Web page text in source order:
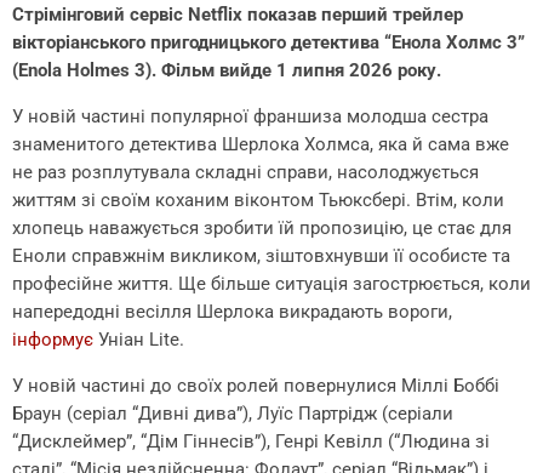
Стрімінговий сервіс Netflix показав перший трейлер
вікторіанського пригодницького детектива “Енола Холмс 3”
(Enola Holmes 3). Фільм вийде 1 липня 2026 року.
У новій частині популярної франшиза молодша сестра
знаменитого детектива Шерлока Холмса, яка й сама вже
не раз розплутувала складні справи, насолоджується
життям зі своїм коханим віконтом Тьюксбері. Втім, коли
хлопець наважується зробити їй пропозицію, це стає для
Еноли справжнім викликом, зіштовхнувши її особисте та
професійне життя. Ще більше ситуація загострюється, коли
напередодні весілля Шерлока викрадають вороги,
інформує Уніан Lite.
У новій частині до своїх ролей повернулися Міллі Боббі
Браун (серіал “Дивні дива”), Луїс Партрідж (серіали
“Дисклеймер”, “Дім Гіннесів”), Генрі Кевілл (“Людина зі